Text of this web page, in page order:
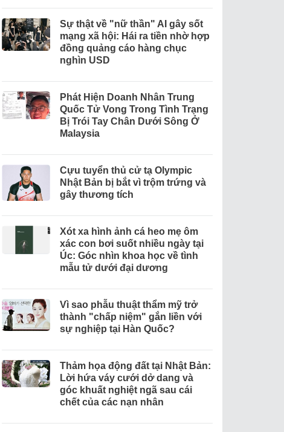
Sự thật về "nữ thần" AI gây sốt
mạng xã hội: Hái ra tiền nhờ hợp
đồng quảng cáo hàng chục
nghìn USD
Phát Hiện Doanh Nhân Trung
Quốc Tử Vong Trong Tình Trạng
Bị Trói Tay Chân Dưới Sông Ở
Malaysia
Cựu tuyển thủ cử tạ Olympic
Nhật Bản bị bắt vì trộm trứng và
gây thương tích
Xót xa hình ảnh cá heo mẹ ôm
xác con bơi suốt nhiều ngày tại
Úc: Góc nhìn khoa học về tình
mẫu tử dưới đại dương
Vì sao phẫu thuật thẩm mỹ trở
thành "chấp niệm" gắn liền với
sự nghiệp tại Hàn Quốc?
Thảm họa động đất tại Nhật Bản:
Lời hứa váy cưới dở dang và
góc khuất nghiệt ngã sau cái
chết của các nạn nhân